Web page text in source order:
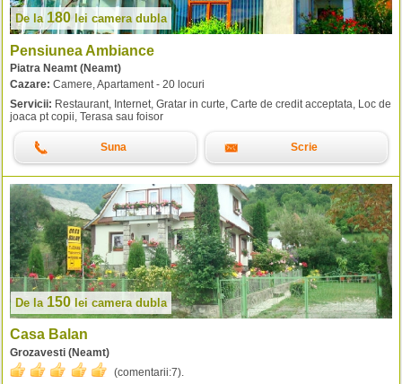
De la 180 lei camera dubla
Pensiunea Ambiance
Piatra Neamt (Neamt)
Cazare: Camere, Apartament - 20 locuri
Servicii: Restaurant, Internet, Gratar in curte, Carte de credit acceptata, Loc de
joaca pt copii, Terasa sau foisor
Suna Scrie
De la 150 lei camera dubla
Casa Balan
Grozavesti (Neamt)
(comentarii:7).